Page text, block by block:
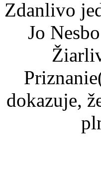
Zdanlivo
Jo
dokazuje,